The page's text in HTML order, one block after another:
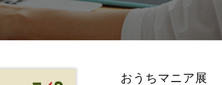
おうちマニア展